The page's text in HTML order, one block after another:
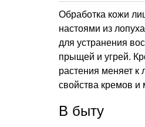
Обработка кожи
настоями из
для устранения
прыщей и угрей.
растения меняет к
свойства кремов и
В быту